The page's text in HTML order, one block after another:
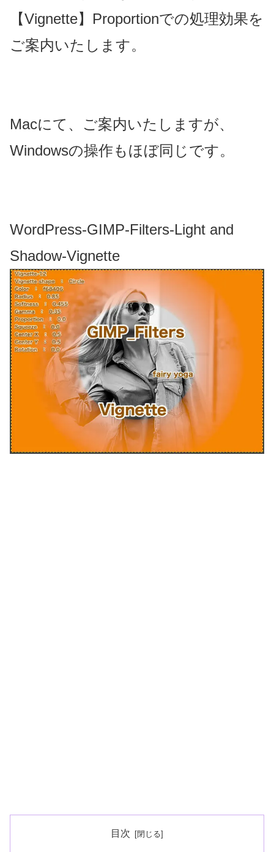
【Vignette】Proportionでの処理効果を
ご案内いたします。
Macにて、ご案内いたしますが、
Windowsの操作もほぼ同じです。
WordPress-GIMP-Filters-Light and
Shadow-Vignette
目次